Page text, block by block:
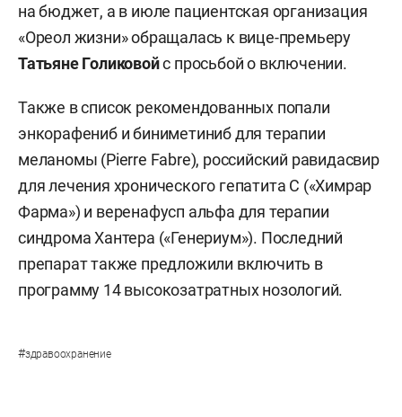
на бюджет, а в июле пациентская организация
«Ореол жизни» обращалась к вице-премьеру
Татьяне Голиковойс просьбой о включении.
Также в список рекомендованных попали
энкорафениб и биниметиниб для терапии
меланомы (Pierre Fabre), российский равидасвир
для лечения хронического гепатита С («Химрар
Фарма») и веренафусп альфа для терапии
синдрома Хантера («Генериум»). Последний
препарат также предложили включить в
программу 14 высокозатратных нозологий.
#здравоохранение